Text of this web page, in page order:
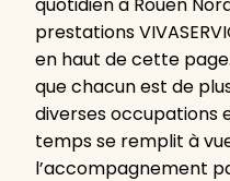
quotidien à Rouen
prestations
en haut de cette
que chacun est de
diverses occupations
temps se remplit à
l’accompagnement